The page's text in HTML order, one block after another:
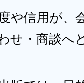
や信用が、
せ・商談へ